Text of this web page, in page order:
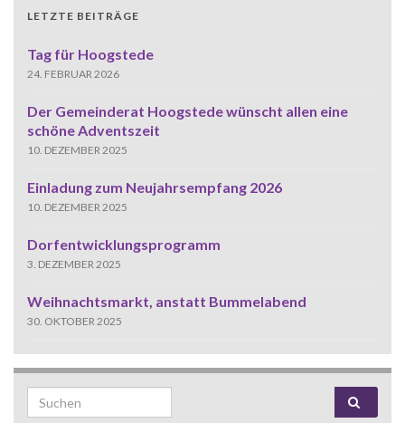
LETZTE BEITRÄGE
Tag für Hoogstede
24. FEBRUAR 2026
Der Gemeinderat Hoogstede wünscht allen eine
schöne Adventszeit
10. DEZEMBER 2025
Einladung zum Neujahrsempfang 2026
10. DEZEMBER 2025
Dorfentwicklungsprogramm
3. DEZEMBER 2025
Weihnachtsmarkt, anstatt Bummelabend
30. OKTOBER 2025
Search for: